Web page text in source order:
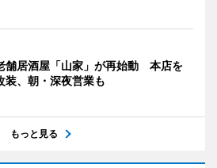
舗居酒屋「山家」が再始動 本店を
装、朝・深夜営業も
もっと見る